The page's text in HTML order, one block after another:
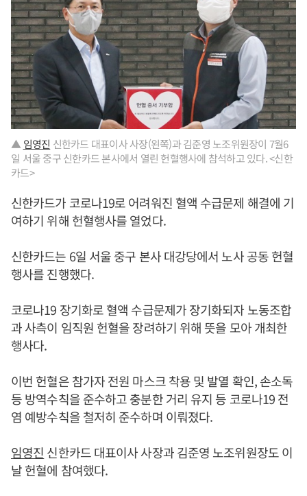
▲ 임영진 신한카드 대표이사 사장(왼쪽)과 김준영 노조위원장이 7월6
일 서울 중구 신한카드 본사에서 열린 헌혈행사에 참석하고 있다. <신한
카드>
신한카드가 코로나19로 어려워진 혈액 수급문제 해결에 기
여하기 위해 헌혈행사를 열었다.
신한카드는 6일 서울 중구 본사 대강당에서 노사 공동 헌혈
행사를 진행했다.
코로나19 장기화로 혈액 수급문제가 장기화되자 노동조합
과 사측이 임직원 헌혈을 장려하기 위해 뜻을 모아 개최한
행사다.
이번 헌혈은 참가자 전원 마스크 착용 및 발열 확인, 손소독
등 방역수칙을 준수하고 충분한 거리 유지 등 코로나19 전
염 예방수칙을 철저히 준수하며 이뤄졌다.
임영진 신한카드 대표이사 사장과 김준영 노조위원장도 이
날 헌혈에 참여했다.